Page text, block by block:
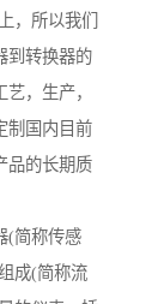
，所以我们
到转换器的
，生产，
制国内目前
品的长期质
(简称传感
成(简称流